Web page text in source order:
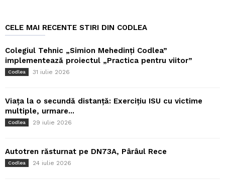
CELE MAI RECENTE STIRI DIN CODLEA
Colegiul Tehnic „Simion Mehedinți Codlea”
implementează proiectul „Practica pentru viitor”
Codlea 31 iulie 2026
Viața la o secundă distanță: Exercițiu ISU cu victime
multiple, urmare...
Codlea 29 iulie 2026
Autotren răsturnat pe DN73A, Pârâul Rece
Codlea 24 iulie 2026